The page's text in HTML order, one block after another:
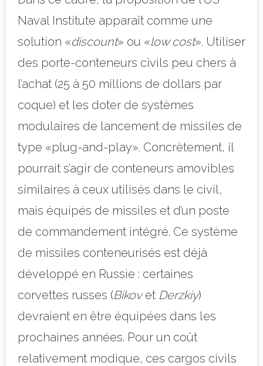
Naval Institute apparaît comme une
solution «discount» ou «low cost». Utiliser
des porte-conteneurs civils peu chers à
l’achat (25 à 50 millions de dollars par
coque) et les doter de systèmes
modulaires de lancement de missiles de
type «plug-and-play». Concrètement, il
pourrait s’agir de conteneurs amovibles
similaires à ceux utilisés dans le civil,
mais équipés de missiles et d’un poste
de commandement intégré. Ce système
de missiles conteneurisés est déjà
développé en Russie : certaines
corvettes russes (Bikovet Derzkiy)
devraient en être équipées dans les
prochaines années. Pour un coût
relativement modique, ces cargos civils